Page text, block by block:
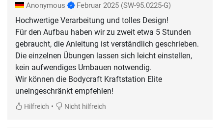
Anonymous Februar 2025 (SW-95.0225-G)
Hochwertige Verarbeitung und tolles Design!
Für den Aufbau haben wir zu zweit etwa 5 Stunden
gebraucht, die Anleitung ist verständlich geschrieben.
Die einzelnen Übungen lassen sich leicht einstellen,
kein aufwendiges Umbauen notwendig.
Wir können die Bodycraft Kraftstation Elite
uneingeschränkt empfehlen!
Hilfreich • Nicht hilfreich